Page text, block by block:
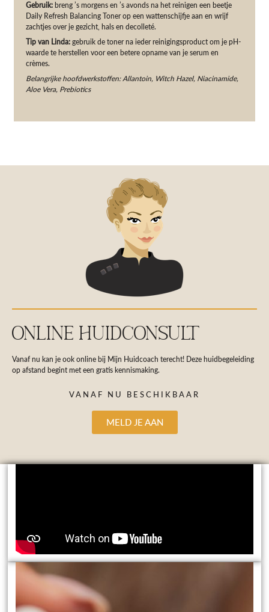
Gebruik: breng ’s morgens en ’s avonds na het reinigen een beetje
Daily Refresh Balancing Toner op een wattenschijfje aan en wrijf
zachtjes over je gezicht, hals en decolleté.
Tip van Linda: gebruik de toner na ieder reinigingsproduct om je pH-
waarde te herstellen voor een betere opname van je serum en
crèmes.
Belangrijke hoofdwerkstoffen: Allantoin, Witch Hazel, Niacinamide,
Aloe Vera, Prebiotics
VANAF NU BESCHIKBAAR
MELD JE AAN
ONLINE HUIDCONSULT
Vanaf nu kan je ook online bij Mijn Huidcoach terecht! Deze huidbegeleiding
op afstand begint met een gratis kennismaking.